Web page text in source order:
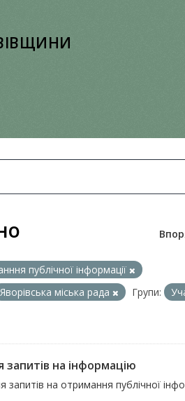
публічної інформації
Яворівська міська рада Групи:
на інформацію
на отримання публічної